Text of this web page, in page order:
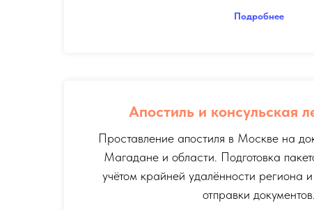
Подробнее
Апостиль и консульская
Проставление апостиля в Москве на
Магадане и области. Подготовка
учётом крайней удалённости региона
отправки документов.